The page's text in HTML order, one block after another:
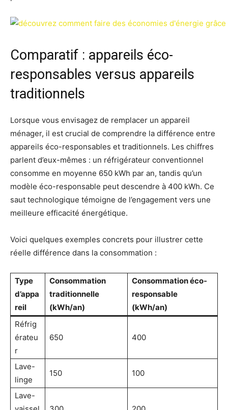
Comparatif : appareils éco-
responsables versus appareils
traditionnels
Lorsque vous envisagez de remplacer un appareil
ménager, il est crucial de comprendre la différence entre
appareils éco-responsables et traditionnels. Les chiffres
parlent d’eux-mêmes : un réfrigérateur conventionnel
consomme en moyenne 650 kWh par an, tandis qu’un
modèle éco-responsable peut descendre à 400 kWh. Ce
saut technologique témoigne de l’engagement vers une
meilleure efficacité énergétique.
Voici quelques exemples concrets pour illustrer cette
réelle différence dans la consommation :
Type
d’appa
reil
Consommation
traditionnelle
(kWh/an)
Consommation éco-
responsable
(kWh/an)
Réfrig
érateu
r
650 400
Lave-
linge
150 100
Lave-